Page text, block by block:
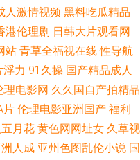
音先锋黄区 www国产www 美女
在线 日韩草逼 午夜无码av网站
碰人人干 国产豆花网站 五月天
青娱乐豆花午夜 福利网av 人人
人激情视频 黑料吃瓜精品
港伦理剧 日韩大片观看网
站 青草全福视在线 性导航
浮力 91久操 国产精品成人
理电影网 久久国自产拍精品
片 伦理电影亚洲国产 福利
月花 黄色网网址女 久草视
人成 亚州色图乱伦小说 国